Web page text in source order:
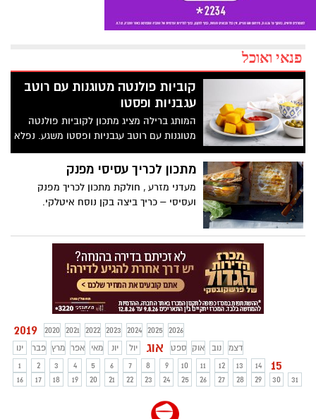
פנאי ואוכל
קוביות פולנטה מטוגנות עם רוטב
עגבניות ופסטו
המותג ברילה מציג מתכון לקוביות פולנטה
מטוגנות עם רוטב עגבניות ופסטו משגע. נפלא
להגשה לאורחים או סתם פינוק לכל
המשפחה.
מתכון לכריך עסיסי מפנק
מעדני מזרע , חולקת מתכון לכריך מפנק
ועסיסי – כריך ביצה בקן נוסח איטלקי.
2019 2020 2021 2022 2023 2024 2025
2026
ינו
פבר מרץ אפר מאי יונ יול אוג ספט אוק נוב
דצמ
1
2 3 4 5 6 7 8 9 10 11 12 13 14 15
16 17 18 19 20 21 22 23 24 25 26 27 28 29 30 31